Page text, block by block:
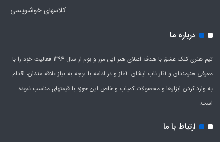
کلاسهای خوشنویسی
درباره ما
تیم هنری کلک عشق با هدف اعتلای هنر این مرز و بوم از سال 1394 فعالیت خود را با
معرفی هنرمندان و آثار ناب ایشان آغاز و در ادامه با توجه به نیاز علاقه مندان، اقدام
به وارد کردن ابزارها و محصولات کمیاب و خاص این حوزه با قیمتهای مناسب نموده
است.
ارتباط با ما